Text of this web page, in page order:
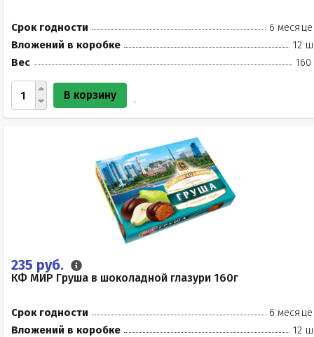
Срок годности
6
Вложений в коробке
12
Вес
160
В корзину
235 руб.
КФ МИР Груша в шоколадной глазури 160г
Срок годности
6
Вложений в коробке
12